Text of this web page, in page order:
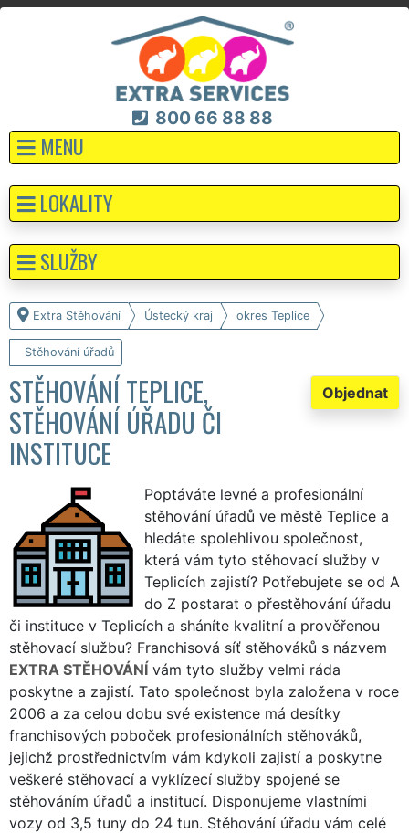
800 66 88 88
MENU
Extra Stěhování Ústecký kraj okres Teplice
Stěhování úřadů
Objednat
STĚHOVÁNÍ TEPLICE,
STĚHOVÁNÍ ÚŘADU ČI
INSTITUCE
Poptáváte levné a profesionální
stěhování úřadů ve městě Teplice a
hledáte spolehlivou společnost,
která vám tyto stěhovací služby v
Teplicích zajistí? Potřebujete se od A
do Z postarat o přestěhování úřadu
či instituce v Teplicích a sháníte kvalitní a prověřenou
stěhovací službu? Franchisová síť stěhováků s názvem
EXTRA STĚHOVÁNÍ vám tyto služby velmi ráda
poskytne a zajistí. Tato společnost byla založena v roce
2006 a za celou dobu své existence má desítky
franchisových poboček profesionálních stěhováků,
jejichž prostřednictvím vám kdykoli zajistí a poskytne
veškeré stěhovací a vyklízecí služby spojené se
stěhováním úřadů a institucí. Disponujeme vlastními
vozy od 3,5 tuny do 24 tun. Stěhování úřadu vám celé
LOKALITY
SLUŽBY